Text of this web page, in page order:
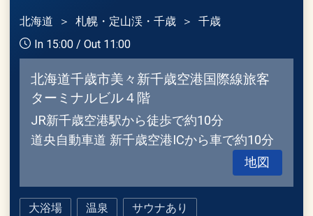
北海道 札幌・定山渓・千歳
千歳
In 15:00 / Out 11:00
北海道千歳市美々新千歳空港国際線旅客
ターミナルビル４階
JR新千歳空港駅から徒歩で約10分
道央自動車道 新千歳空港ICから車で約10分
地図
大浴場 温泉 サウナあり